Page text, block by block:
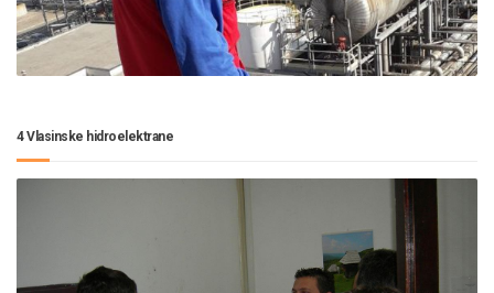
4 Vlasinske hidroelektrane